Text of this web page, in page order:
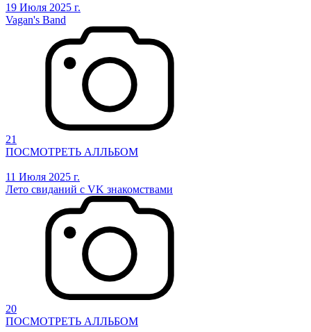
19 Июля 2025 г.
Vagan's Band
21
ПОСМОТРЕТЬ АЛЛЬБОМ
11 Июля 2025 г.
Лето свиданий с VK знакомствами
20
ПОСМОТРЕТЬ АЛЛЬБОМ